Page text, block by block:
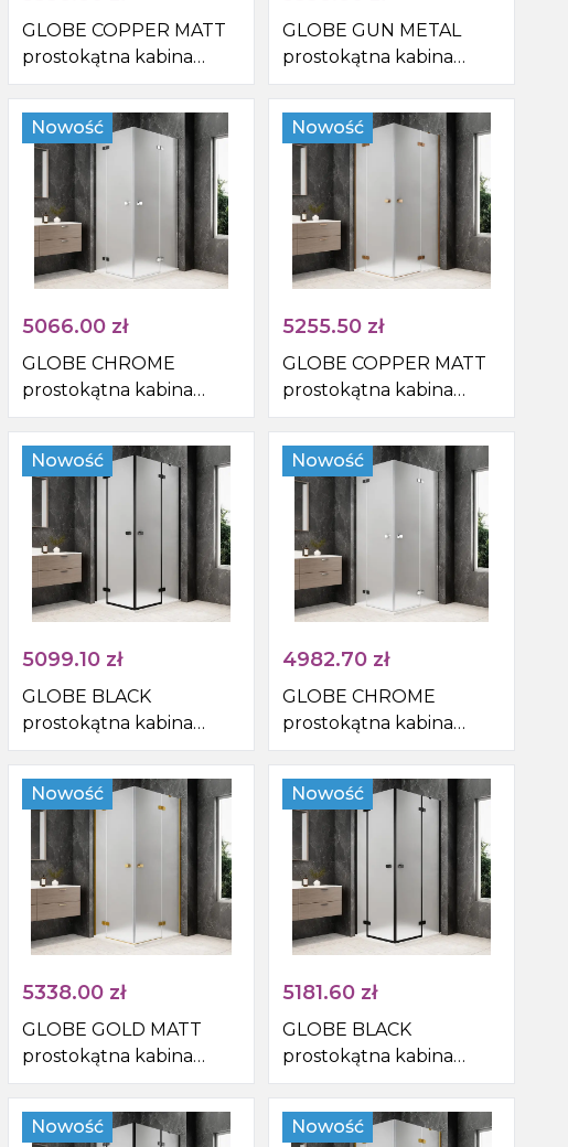
GLOBE COPPER MATT
prostokątna kabina
prysznicowa
1200x900mm, wejście z
rogu, szkło matowe
GLOBE GUN METAL
prostokątna kabina
prysznicowa
1200x900mm, wejście z
rogu, szkło matowe
Nowość
5066.00 zł
GLOBE CHROME
prostokątna kabina
prysznicowa
1200x900mm, wejście z
rogu, szkło matowe
Nowość
5255.50 zł
GLOBE COPPER MATT
prostokątna kabina
prysznicowa
1200x800mm, wejście z
rogu, szkło matowe
Nowość
5099.10 zł
GLOBE BLACK
prostokątna kabina
prysznicowa
1200x800mm, wejście z
rogu, szkło matowe
Nowość
4982.70 zł
GLOBE CHROME
prostokątna kabina
prysznicowa
1200x800mm, wejście z
rogu, szkło matowe
Nowość
5338.00 zł
GLOBE GOLD MATT
prostokątna kabina
prysznicowa
1100x1000mm, wejście z
rogu, szkło matowe
Nowość
5181.60 zł
GLOBE BLACK
prostokątna kabina
prysznicowa
1100x1000mm, wejście z
rogu, szkło matowe
Nowość Nowość